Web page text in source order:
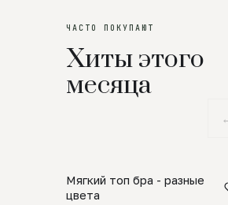
ЧАСТО ПОКУПАЮТ
Хиты этого
месяца
Мягкий топ бра - разные
цвета